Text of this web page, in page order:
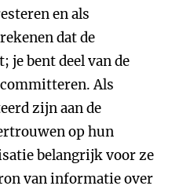
en als
dat de
je bent deel van de
Als
zijn aan de
op hun
belangrijk voor ze
van informatie over